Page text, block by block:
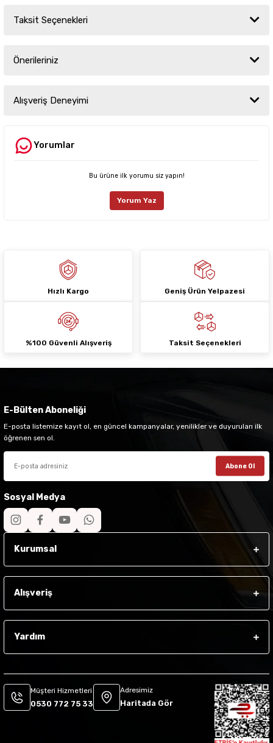
Ürün hakkında henüz soru sorulmamış.
Taksit Seçenekleri
Önerileriniz
yetersiz gördüğünüz noktaları öneri formunu kullanarak tarafımıza
iletebilirsiniz.
Ürün resmi kalitesiz, bozuk veya görüntülenemiyor.
Ürün fiyatı diğer sitelerden daha pahalı.
Alışveriş Deneyimi
Deneyimini Paylaş
Yorumlar
Bu ürüne ilk yorumu siz yapın!
Yorum Yaz
Hızlı Kargo Geniş Ürün Yelpazesi
%100 Güvenli Alışveriş Taksit Seçenekleri
E-Bülten Aboneliği
E-posta listemize kayıt ol, en güncel kampanyalar, yenilikler ve duyuruları ilk
öğrenen sen ol.
Abone Ol
Sosyal Medya
Kurumsal
Alışveriş
Yardım
Müşteri Hizmetleri
0530 772 75 33
Adresimiz
Haritada Gör